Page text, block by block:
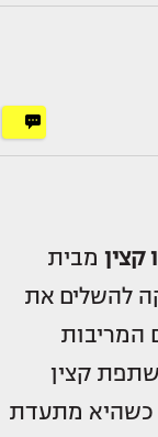
קצין מבית
להשלים את
המריבות
קצין
כשהיא מתעדת